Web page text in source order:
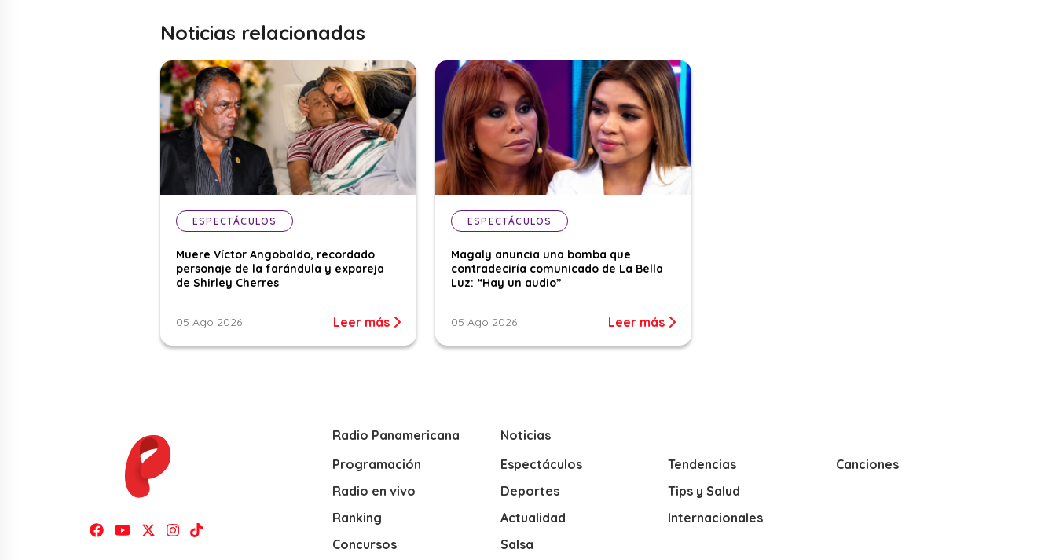
Noticias relacionadas
ESPECTÁCULOS
Muere Víctor Angobaldo, recordado
personaje de la farándula y expareja
de Shirley Cherres
05 Ago 2026 Leer más
ESPECTÁCULOS
Magaly anuncia una bomba que
contradeciría comunicado de La Bella
Luz: “Hay un audio”
05 Ago 2026 Leer más
Radio Panamericana
Programación
Radio en vivo
Ranking
Concursos
Noticias
Espectáculos
Deportes
Actualidad
Salsa
Tendencias
Tips y Salud
Internacionales
Canciones